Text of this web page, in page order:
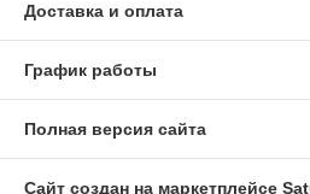
Доставка и оплата
График работы
Полная версия сайта
Сайт создан на маркетплейсе